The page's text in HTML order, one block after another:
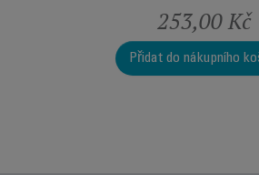
253,00 Kč
Přidat do nákupního